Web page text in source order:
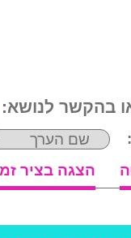
הצגה בציר